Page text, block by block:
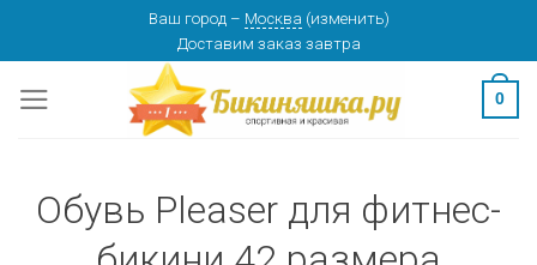
content
Ваш город – Москва (изменить)
Доставим заказ завтра
0
Обувь Pleaser для фитнес-